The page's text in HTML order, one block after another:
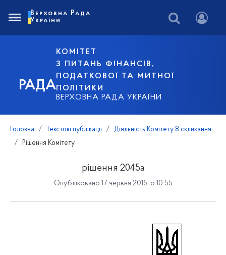
РАДА
КОМІТЕТ
З ПИТАНЬ ФІНАНСІВ,
ПОДАТКОВОЇ ТА МИТНОЇ
ПОЛІТИКИ
ВЕРХОВНА РАДА УКРАЇНИ
Верховна Рада
України
Головна Текстові публікації
Діяльність Комітету 8 скликання
Рішення Комітету
рішення 2045а
Опубліковано 17 червня 2015, о 10:55